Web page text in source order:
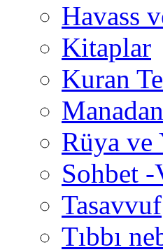
Havass
Kitaplar
Kuran
Rüya ve
Sohbet
Tasavvuf
Tıbbı